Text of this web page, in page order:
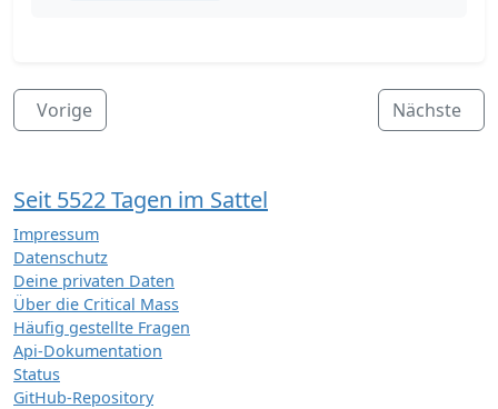
Vorige Nächste
Seit 5522 Tagen im Sattel
Impressum
Datenschutz
Deine privaten Daten
Über die Critical Mass
Häufig gestellte Fragen
Api-Dokumentation
Status
GitHub-Repository